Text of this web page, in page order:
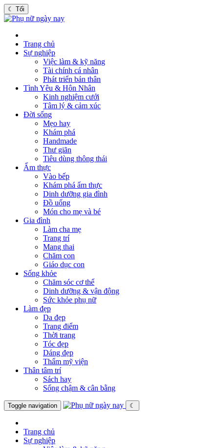
☾ Tối
Trang chủ
Sự nghiệp
Việc làm & kỹ năng
Tài chính cá nhân
Phát triển bản thân
Tình Yêu & Hôn Nhân
Kinh nghiệm cưới
Tâm lý & cảm xúc
Đời sống
Mẹo hay
Khám phá
Handmade
Thư giãn
Tiêu dùng thông thái
Ẩm thực
Vào bếp
Khám phá ẩm thực
Dinh dưỡng gia đình
Đồ uống
Món cho mẹ và bé
Gia đình
Làm cha mẹ
Trang trí
Mang thai
Chăm con
Giáo dục con
Sống khỏe
Chăm sóc cơ thể
Dinh dưỡng & vận động
Sức khỏe phụ nữ
Làm đẹp
Da đẹp
Trang điểm
Thời trang
Tóc đẹp
Dáng đẹp
Thẩm mỹ viện
Thân tâm trí
Sách hay
Sống chậm & cân bằng
Toggle navigation ☾
Trang chủ
Sự nghiệp